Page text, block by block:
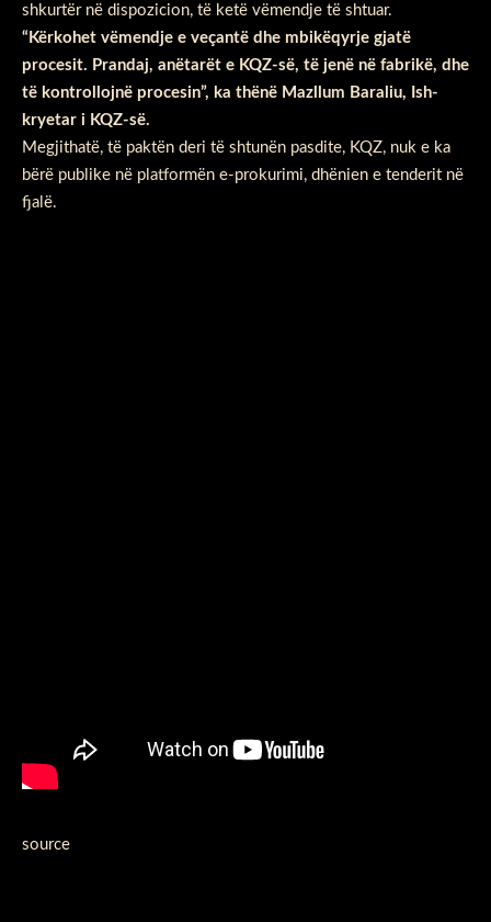
shkurtër në dispozicion, të ketë vëmendje të shtuar.
“Kërkohet vëmendje e veçantë dhe mbikëqyrje gjatë
procesit. Prandaj, anëtarët e KQZ-së, të jenë në fabrikë, dhe
të kontrollojnë procesin”, ka thënë Mazllum Baraliu, Ish-
kryetar i KQZ-së.
Megjithatë, të paktën deri të shtunën pasdite, KQZ, nuk e ka
bërë publike në platformën e-prokurimi, dhënien e tenderit në
fjalë.
source